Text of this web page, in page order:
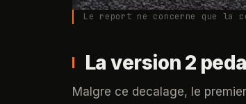
Le report ne concerne que la
La version 2
Malgre ce decalage, le